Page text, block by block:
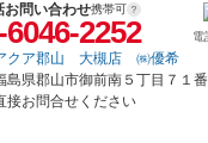
お問い合わせ携帯可
6046-2252 電
クア郡山 大槻店 ㈱優希
島県郡山市御前南５丁目７１
接お問合せください